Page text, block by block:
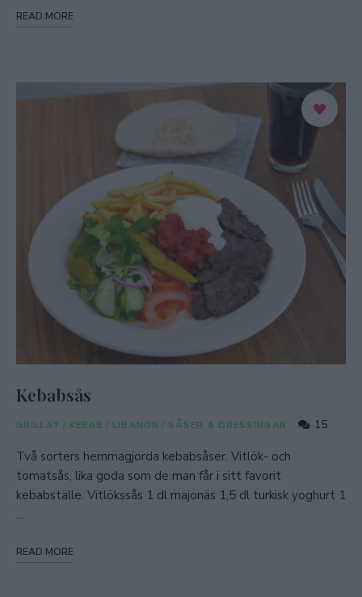
READ MORE
Kebabsås
GRILLAT / KEBAB / LIBANON / SÅSER & DRESSINGAR 15
Två sorters hemmagjorda kebabsåser. Vitlök- och
tomatsås, lika goda som de man får i sitt favorit
kebabställe. Vitlökssås 1 dl majonäs 1,5 dl turkisk yoghurt 1
…
READ MORE